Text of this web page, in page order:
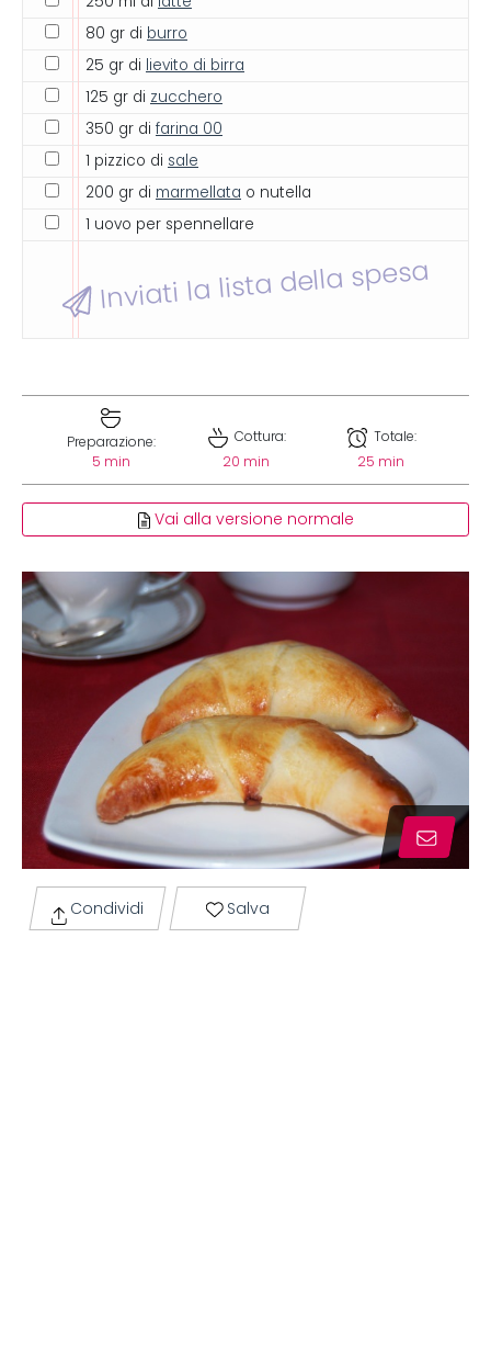
80 gr di burro
25 gr di lievito di birra
125 gr di zucchero
350 gr di farina 00
1 pizzico di sale
200 gr di marmellata o nutella
1 uovo per spennellare
Inviati la lista della spesa
Preparazione:
5 min
Cottura:
20 min
Totale:
25 min
Vai alla versione normale
Condividi Salva